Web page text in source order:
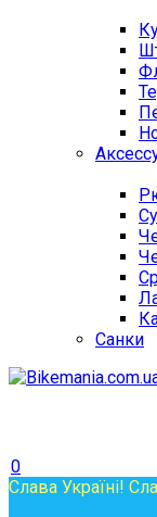
Санки
0
Слава Україні!